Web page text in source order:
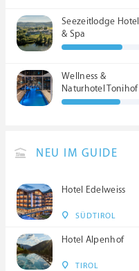
Seezeitlodge Hotel
& Spa
Wellness &
Naturhotel Tonihof
****S
NEU IM GUIDE
Hotel Edelweiss
SÜDTIROL
Hotel Alpenhof
TIROL